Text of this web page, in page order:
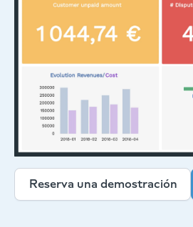
Reserva una demostración